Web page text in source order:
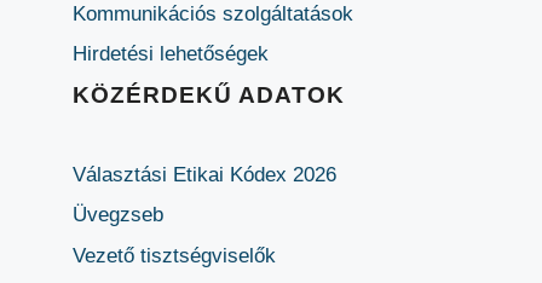
Kommunikációs szolgáltatások
Hirdetési lehetőségek
KÖZÉRDEKŰ ADATOK
Választási Etikai Kódex 2026
Üvegzseb
Vezető tisztségviselők